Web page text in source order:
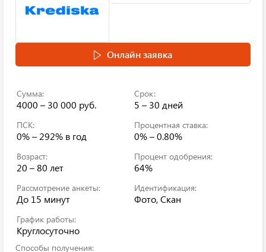
Онлайн заявка
Сумма:
4000 – 30 000 руб.
Срок:
5 – 30 дней
ПСК:
0% – 292% в год
Процентная ставка:
0% – 0.80%
Возраст:
20 – 80 лет
Процент одобрения:
64%
Рассмотрение анкеты:
До 15 минут
Идентификация:
Фото, Скан
График работы:
Круглосуточно
Способы получения: